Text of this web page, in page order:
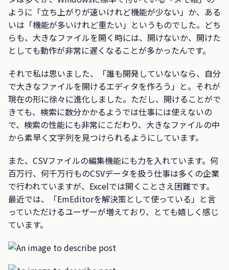
ように「立ち上がりが速いけれど機能が少ない」か、ある
いは「機能が多いけれど重たい」というものでした。どち
らも、大きなファイルを開く時には、開けないか、開けた
としても動作が非常に遅くなることが多かったんです。
それで私は思いました、「誰も開発していないなら、自分
で大きなファイルを開けるエディタを作ろう」と。それが
現在の形に徐々に進化しました。ただし、開けることがで
きても、検索に数分かかるようでは仕事には使えないの
で、検索の性能にも非常にこだわり、大きなファイルの中
から素早く文字列を見つけられるようにしています。
また、CSVファイルの編集機能にも力を入れています。何
百万行、何千万行ものCSVデータを扱う仕事は多くの企業
で行われていますが、Excelでは開くことさえ困難です。
最近では、「EmEditorを解決策として使っている」と言
っていただけるユーザーが増えており、とても嬉しく感じ
ています。